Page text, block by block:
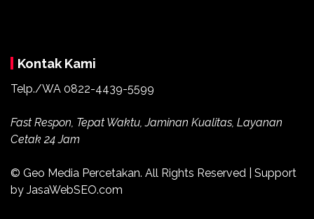
Kontak Kami
Telp./WA 0822-4439-5599
Fast Respon, Tepat Waktu, Jaminan Kualitas, Layanan
Cetak 24 Jam
© Geo Media Percetakan. All Rights Reserved | Support
by JasaWebSEO.com